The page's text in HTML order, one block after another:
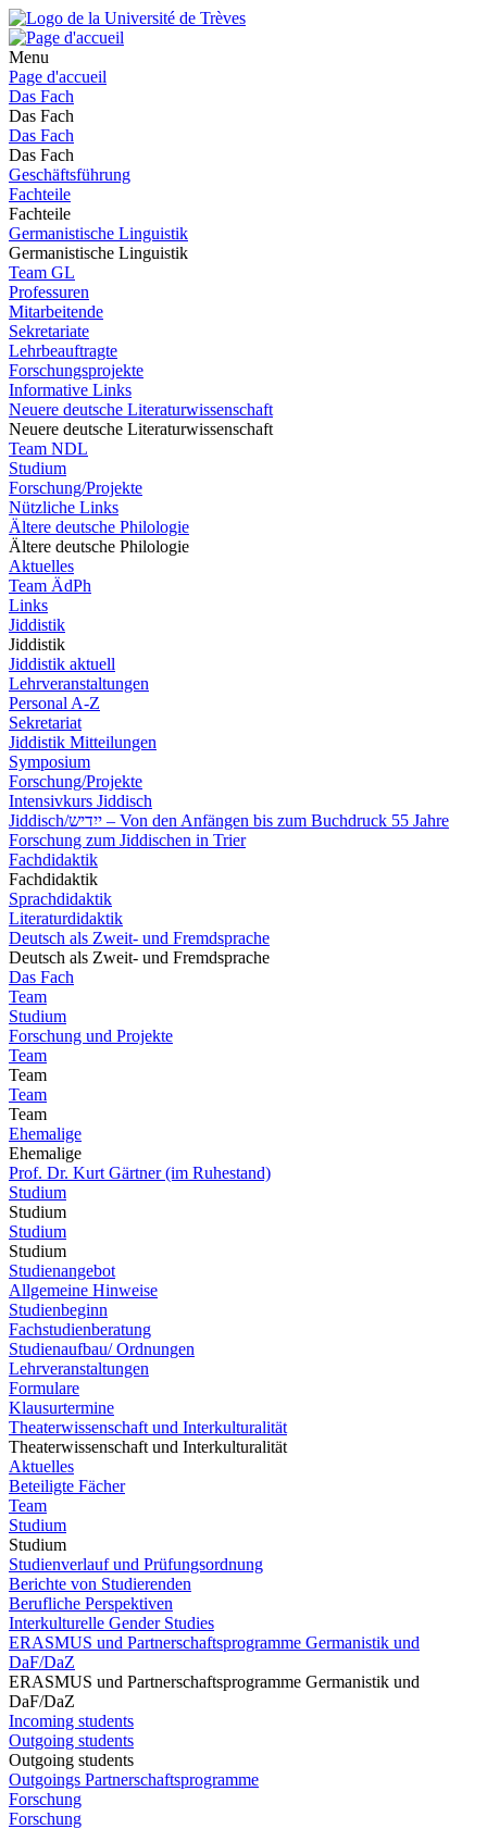
Menu
Page d'accueil
Das Fach
Das Fach
Das Fach
Das Fach
Geschäftsführung
Fachteile
Fachteile
Germanistische Linguistik
Germanistische Linguistik
Team GL
Professuren
Mitarbeitende
Sekretariate
Lehrbeauftragte
Forschungsprojekte
Informative Links
Neuere deutsche Literaturwissenschaft
Neuere deutsche Literaturwissenschaft
Team NDL
Studium
Forschung/Projekte
Nützliche Links
Ältere deutsche Philologie
Ältere deutsche Philologie
Aktuelles
Team ÄdPh
Links
Jiddistik
Jiddistik
Jiddistik aktuell
Lehrveranstaltungen
Personal A-Z
Sekretariat
Jiddistik Mitteilungen
Symposium
Forschung/Projekte
Intensivkurs Jiddisch
Jiddisch/ייִדיש – Von den Anfängen bis zum Buchdruck 55 Jahre
Forschung zum Jiddischen in Trier
Fachdidaktik
Fachdidaktik
Sprachdidaktik
Literaturdidaktik
Deutsch als Zweit- und Fremdsprache
Deutsch als Zweit- und Fremdsprache
Das Fach
Team
Studium
Forschung und Projekte
Team
Team
Team
Team
Ehemalige
Ehemalige
Prof. Dr. Kurt Gärtner (im Ruhestand)
Studium
Studium
Studium
Studium
Studienangebot
Allgemeine Hinweise
Studienbeginn
Fachstudienberatung
Studienaufbau/ Ordnungen
Lehrveranstaltungen
Formulare
Klausurtermine
Theaterwissenschaft und Interkulturalität
Theaterwissenschaft und Interkulturalität
Aktuelles
Beteiligte Fächer
Team
Studium
Studium
Studienverlauf und Prüfungsordnung
Berichte von Studierenden
Berufliche Perspektiven
Interkulturelle Gender Studies
ERASMUS und Partnerschaftsprogramme Germanistik und
DaF/DaZ
ERASMUS und Partnerschaftsprogramme Germanistik und
DaF/DaZ
Incoming students
Outgoing students
Outgoing students
Outgoings Partnerschaftsprogramme
Forschung
Forschung